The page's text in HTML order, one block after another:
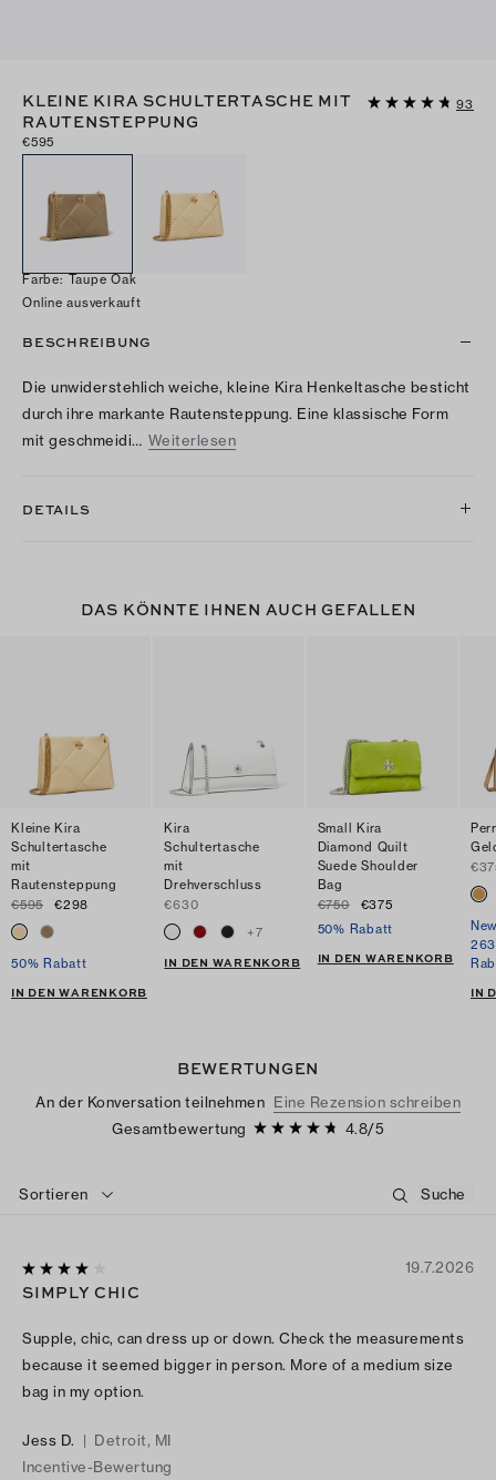
KLEINE KIRA SCHULTERTASCHE MIT
RAUTENSTEPPUNG
93
€595
Farbe: Taupe Oak
Online ausverkauft
BESCHREIBUNG
Die unwiderstehlich weiche, kleine Kira Henkeltasche besticht
durch ihre markante Rautensteppung. Eine klassische Form
mit geschmeidi… Weiterlesen
DETAILS
DAS KÖNNTE IHNEN AUCH GEFALLEN
Kleine Kira
Schultertasche
mit
Rautensteppung
€595
€298
50% Rabatt
IN DEN WARENKORB
Kira
Schultertasche
mit
Drehverschluss
€630
+7
IN DEN WARENKORB
Small Kira
Diamond Quilt
Suede Shoulder
Bag
€750
€375
50% Rabatt
IN DEN WARENKORB
IN
BEWERTUNGEN
An der Konversation teilnehmen Eine Rezension schreiben
Gesamtbewertung
4.8/5
Sortieren
19.7.2026
SIMPLY CHIC
Supple, chic, can dress up or down. Check the measurements
because it seemed bigger in person. More of a medium size
bag in my option.
Jess D. | Detroit, MI
Incentive-Bewertung